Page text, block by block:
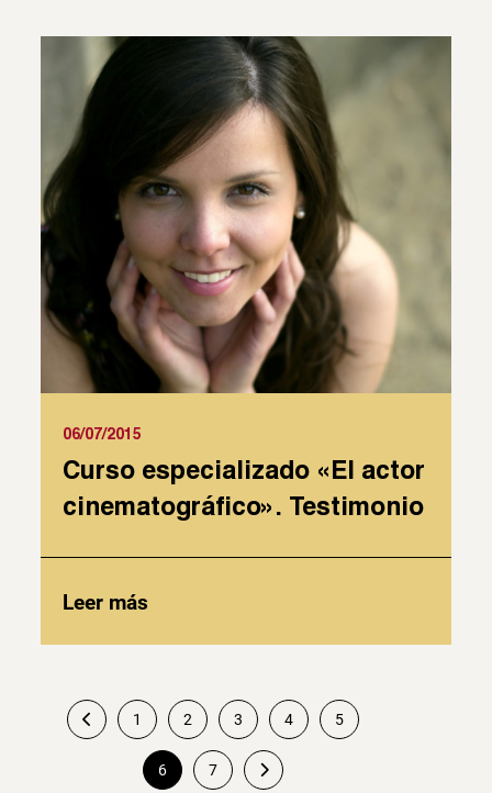
06/07/2015
Curso especializado «El actor
cinematográfico». Testimonio
Leer más
Paginación
1 2 3 4 5
6 7